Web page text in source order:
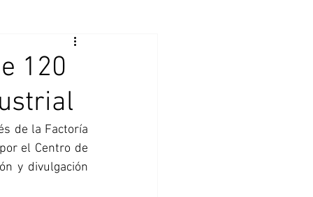
120
de la Factoría
el Centro de
y divulgación